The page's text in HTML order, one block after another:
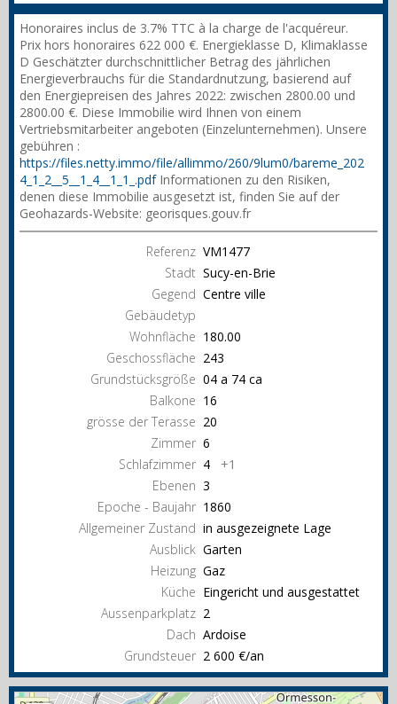
Honoraires inclus de 3.7% TTC à la charge de l'acquéreur.
Prix hors honoraires 622 000 €. Energieklasse D, Klimaklasse
D Geschätzter durchschnittlicher Betrag des jährlichen
Energieverbrauchs für die Standardnutzung, basierend auf
den Energiepreisen des Jahres 2022: zwischen 2800.00 und
2800.00 €. Diese Immobilie wird Ihnen von einem
Vertriebsmitarbeiter angeboten (Einzelunternehmen). Unsere
gebühren :
https://files.netty.immo/file/allimmo/260/9lum0/bareme_202
4_1_2__5__1_4__1_1_.pdfInformationen zu den Risiken,
denen diese Immobilie ausgesetzt ist, finden Sie auf der
Geohazards-Website: georisques.gouv.fr
Referenz VM1477
Stadt Sucy-en-Brie
Gegend Centre ville
Gebäudetyp
Wohnfläche 180.00
Geschossfläche 243
Grundstücksgröße 04 a 74 ca
Balkone 16
grösse der Terasse 20
Zimmer 6
Schlafzimmer 4 +1
Ebenen 3
Epoche - Baujahr 1860
Allgemeiner Zustand in ausgezeignete Lage
Ausblick Garten
Heizung Gaz
Küche Eingericht und ausgestattet
Aussenparkplatz 2
Dach Ardoise
Grundsteuer 2 600 €/an